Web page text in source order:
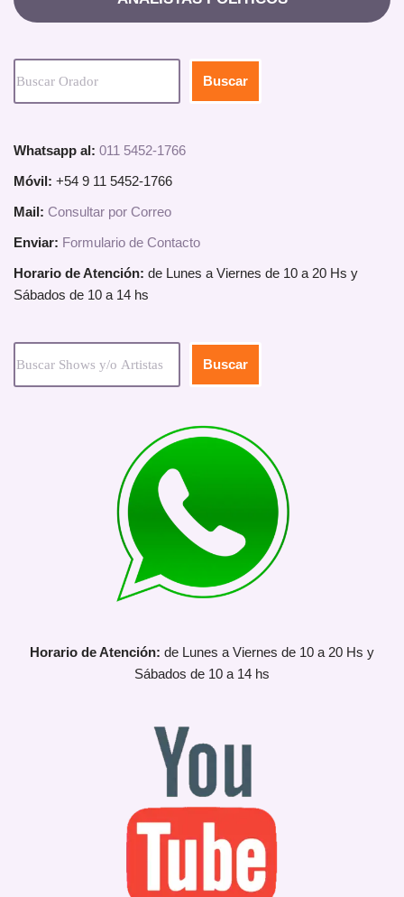
Buscar
Whatsapp al: 011 5452-1766
Móvil: +54 9 11 5452-1766
Mail: Consultar por Correo
Enviar: Formulario de Contacto
Horario de Atención: de Lunes a Viernes de 10 a 20 Hs y
Sábados de 10 a 14 hs
Buscar
Horario de Atención: de Lunes a Viernes de 10 a 20 Hs y
Sábados de 10 a 14 hs